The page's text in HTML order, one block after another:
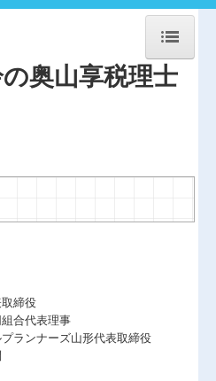
締役
合代表理事
ランナーズ山形代表取締役